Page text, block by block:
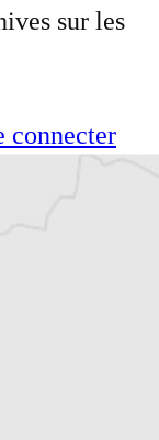
sur les
connecter